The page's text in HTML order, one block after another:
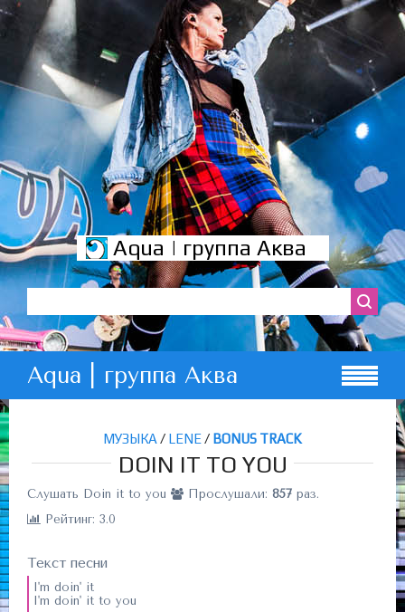
Aqua | группа Аква
Aqua | группа Аква
МУЗЫКА / LENE/ BONUS TRACK
DOIN IT TO YOU
Слушать Doin it to you Прослушали: 857 раз.
Рейтинг: 3.0
Текст песни
I'm doin' it
I'm doin' it to you